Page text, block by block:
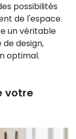
possibilités
de l'espace.
un véritable
design,
optimal.
votre